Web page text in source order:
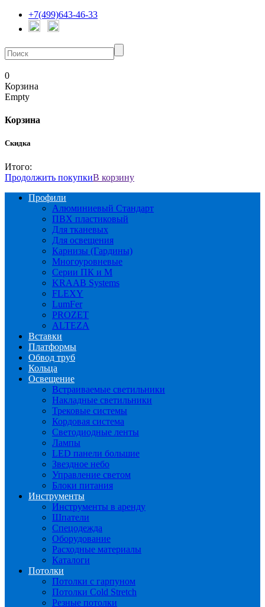
+7(499)643-46-33
0
Корзина
Empty
Корзина
Скидка
Итого:
Продолжить покупкиВ корзину
Профили
Алюминиевый Стандарт
ПВХ пластиковый
Для тканевых
Для освещения
Карнизы (Гардины)
Многоуровневые
Серии ПК и М
KRAAB Systems
FLEXY
LumFer
PROZET
ALTEZA
Вставки
Платформы
Обвод труб
Кольца
Освещение
Встраиваемые светильники
Накладные светильники
Трековые системы
Кордовая система
Светодиодные ленты
Лампы
LED панели большие
Звездное небо
Управление светом
Блоки питания
Инструменты
Инструменты в аренду
Шпатели
Спецодежда
Оборудование
Расходные материалы
Каталоги
Потолки
Потолки с гарпуном
Потолки Cold Stretch
Резные потолки